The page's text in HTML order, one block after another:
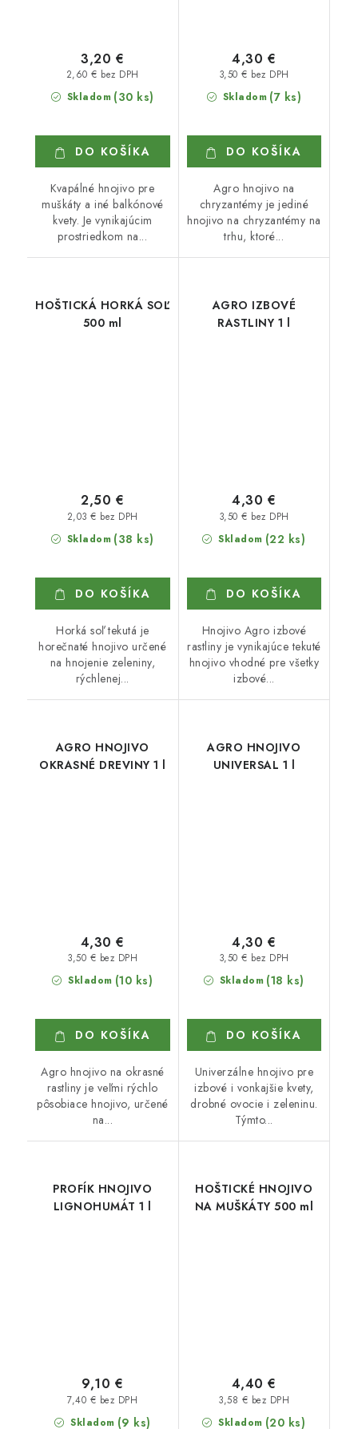
Skladom (30 ks)
2,60 € bez DPH
3,20 €
DO KOŠÍKA
Kvapálné hnojivo pre
muškáty a iné balkónové
kvety. Je vynikajúcim
prostriedkom na...
Skladom (7 ks)
3,50 € bez DPH
4,30 €
DO KOŠÍKA
Agro hnojivo na
chryzantémy je jediné
hnojivo na chryzantémy na
trhu, ktoré...
HOŠTICKÁ HORKÁ SOĽ
500 ml
Skladom (38 ks)
2,03 € bez DPH
2,50 €
DO KOŠÍKA
Horká soľ tekutá je
horečnaté hnojivo určené
na hnojenie zeleniny,
rýchlenej...
AGRO IZBOVÉ
RASTLINY 1 l
Skladom (22 ks)
3,50 € bez DPH
4,30 €
DO KOŠÍKA
Hnojivo Agro izbové
rastliny je vynikajúce tekuté
hnojivo vhodné pre všetky
izbové...
AGRO HNOJIVO
OKRASNÉ DREVINY 1 l
Skladom (10 ks)
3,50 € bez DPH
4,30 €
DO KOŠÍKA
Agro hnojivo na okrasné
rastliny je veľmi rýchlo
pôsobiace hnojivo, určené
na...
AGRO HNOJIVO
UNIVERSAL 1 l
Skladom (18 ks)
3,50 € bez DPH
4,30 €
DO KOŠÍKA
Univerzálne hnojivo pre
izbové i vonkajšie kvety,
drobné ovocie i zeleninu.
Týmto...
PROFÍK HNOJIVO
LIGNOHUMÁT 1 l
Skladom (9 ks)
7,40 € bez DPH
9,10 €
HOŠTICKÉ HNOJIVO
NA MUŠKÁTY 500 ml
Skladom (20 ks)
3,58 € bez DPH
4,40 €